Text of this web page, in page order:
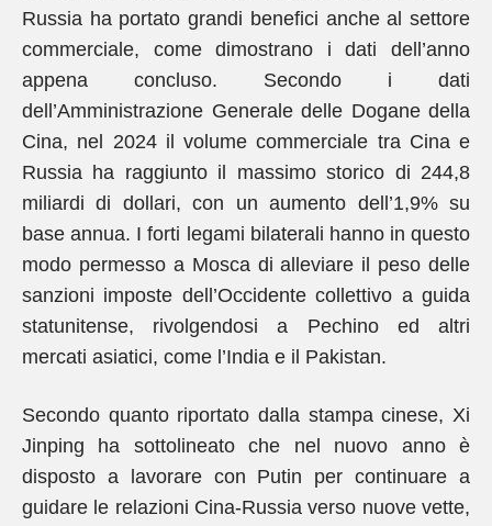
Russia ha portato grandi benefici anche al settore
commerciale, come dimostrano i dati dell’anno
appena concluso. Secondo i dati
dell’Amministrazione Generale delle Dogane della
Cina, nel 2024 il volume commerciale tra Cina e
Russia ha raggiunto il massimo storico di 244,8
miliardi di dollari, con un aumento dell’1,9% su
base annua. I forti legami bilaterali hanno in questo
modo permesso a Mosca di alleviare il peso delle
sanzioni imposte dell’Occidente collettivo a guida
statunitense, rivolgendosi a Pechino ed altri
mercati asiatici, come l’India e il Pakistan.
Secondo quanto riportato dalla stampa cinese, Xi
Jinping ha sottolineato che nel nuovo anno è
disposto a lavorare con Putin per continuare a
guidare le relazioni Cina-Russia verso nuove vette,